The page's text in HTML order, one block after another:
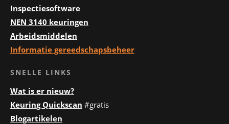
Inspectiesoftware
NEN 3140 keuringen
Arbeidsmiddelen
Informatie gereedschapsbeheer
SNELLE LINKS
Wat is er nieuw?
Keuring Quickscan #gratis
Blogartikelen